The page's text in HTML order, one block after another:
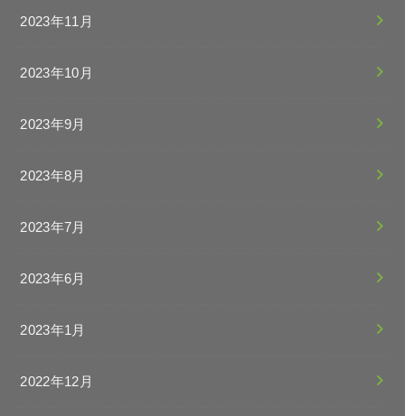
2023年11月
2023年10月
2023年9月
2023年8月
2023年7月
2023年6月
2023年1月
2022年12月